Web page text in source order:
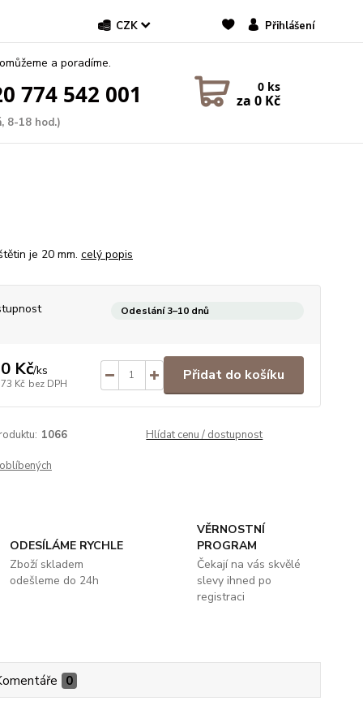
CZK Přihlášení
a poradíme.
774 542 001
8-18 hod.)
0 ks
za 0 Kč
je 20 mm. celý popis
Odeslání 3–10 dnů
Kč/ks
Kč bez DPH
Přidat do košíku
1066 Hlídat cenu / dostupnost
ODESÍLÁME RYCHLE
Zboží skladem
odešleme do 24h
VĚRNOSTNÍ
PROGRAM
Čekají na vás skvělé
slevy ihned po
registraci
0